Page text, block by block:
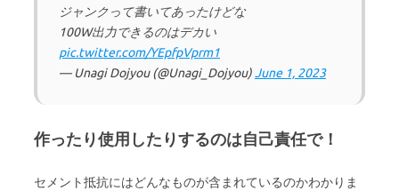
ジャンクって書いてあったけどな
100W出力できるのはデカい
pic.twitter.com/YEpfpVprm1
— Unagi Dojyou (@Unagi_Dojyou)June 1, 2023
作ったり使用したりするのは自己責任で！
セメント抵抗にはどんなものが含まれているのかわかりま